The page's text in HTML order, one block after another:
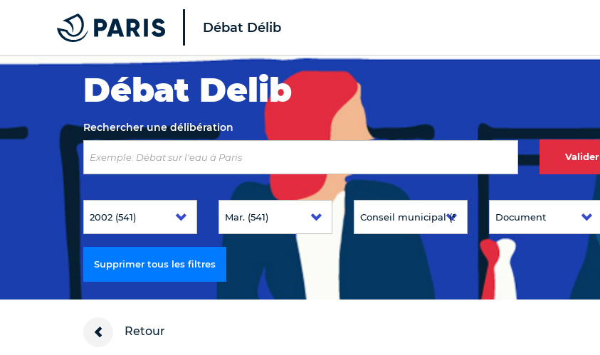
Top of the page
Débat Délib
Débat Delib
Rechercher une délibération
Valider
Supprimer tous les filtres
Retour